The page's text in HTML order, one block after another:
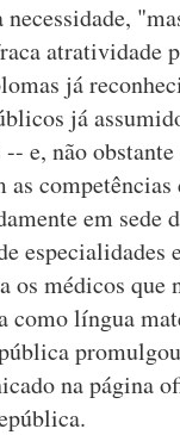
atratividade
já
já
e, não
competências
em sede
especialidades
os médicos que
como língua
na página